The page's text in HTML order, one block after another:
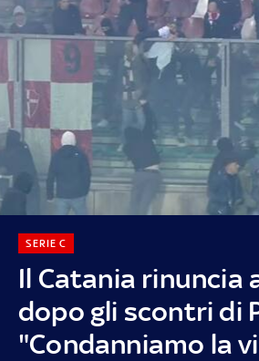
Il Catania rinuncia
dopo gli scontri di
"Condanniamo la
SERIE C